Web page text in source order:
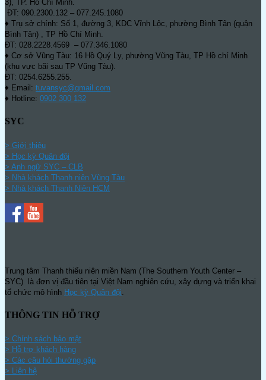
3), TP. Hồ Chí Minh.
ĐT: 090.2300.132 – 077.245.1080
♦ Trụ sở chính: Số 1, đường 3, KDC Vĩnh Lộc, phường Bình Tân (quận
Bình Tân) , TP Hồ Chí Minh.
ĐT: 028.2228.4569 – 077.346.1080
♦ Cơ sở Vũng Tàu: 16 Hồ Quý Ly, phường Vũng Tàu, TP Hồ chí Minh
(khu vực bãi sau TP Vũng Tàu).
ĐT: 0254.6255.255.
♦ Email: tuvansyc@gmail.com
♦ Hotline: 0902 300 132
SYC
> Giới thiệu
> Học kỳ Quân đội
> Anh ngữ SYC – CLB
> Nhà khách Thanh niên Vũng Tàu
> Nhà khách Thanh Niên HCM
Trung tâm Thanh thiếu niên miền Nam (The Southern Youth Center –
SYC) là đơn vị đầu tiên tại Việt Nam nghiên cứu, xây dựng và triển khai
tổ chức mô hình Học kỳ Quân đội
THÔNG TIN HỖ TRỢ
> Chính sách bảo mật
> Hỗ trợ khách hàng
> Các câu hỏi thường gặp
> Liên hệ